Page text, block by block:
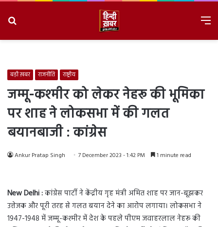
बड़ी ख़बर राजनीति राष्ट्रीय
जम्मू-कश्मीर को लेकर नेहरू की भूमिका
पर शाह ने लोकसभा में की गलत
बयानबाजी : कांग्रेस
Ankur Pratap Singh 7 December 2023 - 1:42 PM 1 minute read
NewDelhi :कांग्रेस पार्टी ने केंद्रीय गृह मंत्री अमित शाह पर जान-बूझकर
उत्तेजक और पूरी तरह से गलत बयान देने का आरोप लगाया। लोकसभा ने
1947-1948 में जम्मू-कश्मीर में देश के पहले पीएम जवाहरलाल नेहरू की